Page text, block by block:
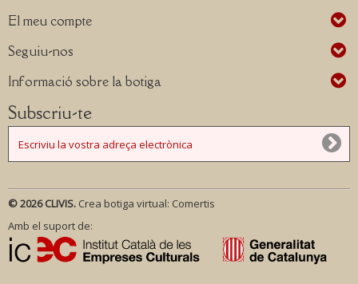
El meu compte
Seguiu-nos
Informació sobre la botiga
Subscriu-te
© 2026 CLIVIS. Crea botiga virtual: Comertis
Amb el suport de: